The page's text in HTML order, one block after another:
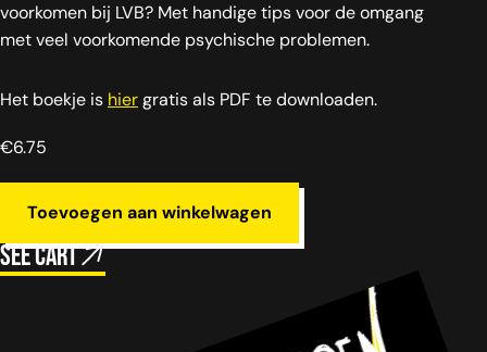
voorkomen bij LVB? Met handige tips voor de omgang
met veel voorkomende psychische problemen.
Het boekje is hiergratis als PDF te downloaden.
€6.75
Toevoegen aan winkelwagen
See cart